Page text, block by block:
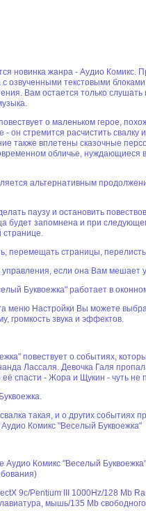
новинка жанра - Аудио Комикс.
с озвученными текстовыми
Вам остается только
о маленьком герое,
он стремится расчистить свалку
также вплетены сказочные
обличье, нуждающиеся
альтернативным
паузу и остановить
будет запомнена и при
странице.
перемещать страницы,
если она Вам мешает
Буквоежка" работает в
меню Настройки Вы можете
громкость звука и эффектов.
повествует о событиях,
Лассаля. Девочка Галя
спасти - Жора и Щукин - чуть не
такая, и о других
Комикс "Веселый Буквоежка"
Аудио Комикс "Веселый
9c/Pentium III 1000Hz/128 Mb
мышь/135 Mb